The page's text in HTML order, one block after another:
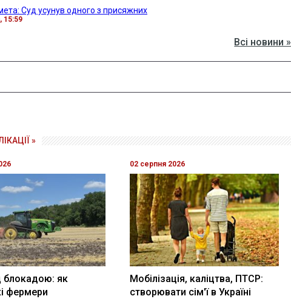
Суд усунув одного з присяжних
15:59
Всі новини »
»
блокадою: як
фермери
02 серпня 2026
Мобілізація, каліцтва, ПТСР:
створювати сім'ї в Україні